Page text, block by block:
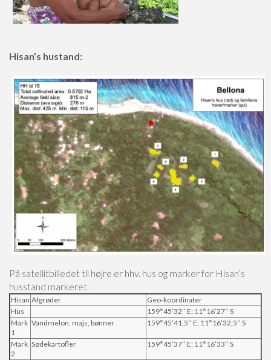
Hisan’s hustand:
På satellitbilledet til højre er hhv. hus og marker for Hisan’s
husstand markeret.
Hisan Afgrøder
Geo-koordinater
Hus
159°45’32’’ E; 11°16’27’’ S
Mark
1
Vandmelon, majs, bønner 159°45’41,5’’ E; 11°16’32,5’’ S
Mark
2
Sødekartofler 159°45’37’’ E; 11°16’33’’ S